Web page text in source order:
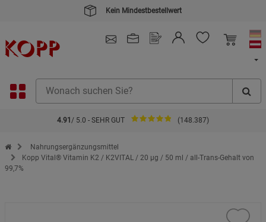
Kauf auf Rechnung
4.91 / 5.0 - SEHR GUT (148.387)
Zur Startseite des Kopp Verlag Online-Shop
Nahrungsergänzungsmittel
Kopp Vital® Vitamin K2 / K2VITAL / 20 µg / 50 ml / all-Trans-Gehalt von
99,7%